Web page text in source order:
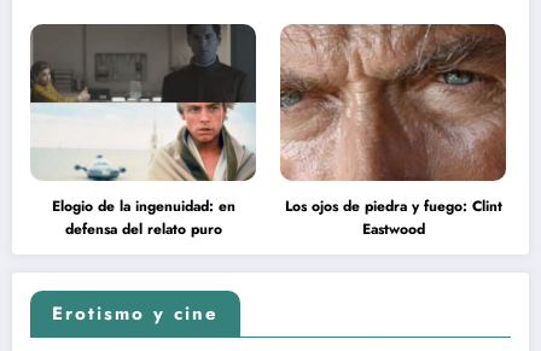
Elogio de la ingenuidad: en
defensa del relato puro
Los ojos de piedra y fuego: Clint
Eastwood
Erotismo y cine